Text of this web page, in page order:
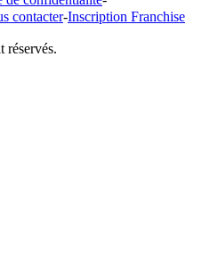
contacter-Inscription Franchise